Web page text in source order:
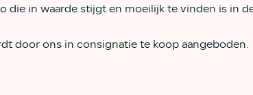
die in waarde stijgt en moeilijk te vinden is in
door ons in consignatie te koop aangeboden.